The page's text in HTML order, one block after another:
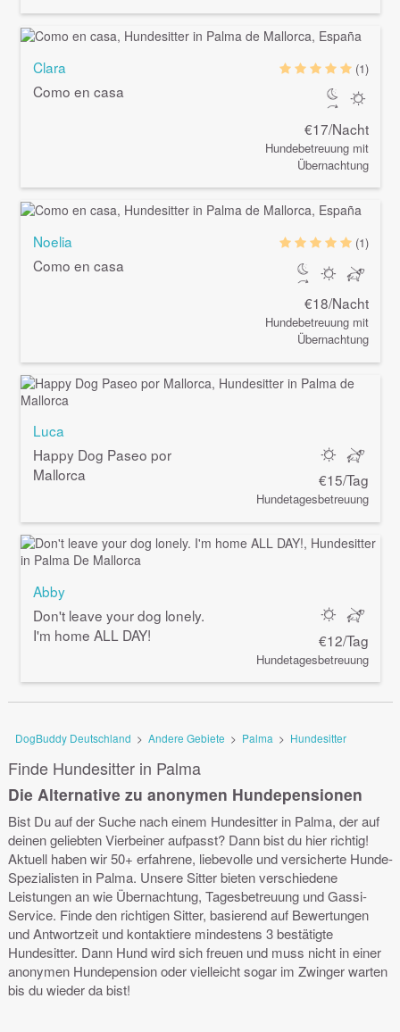
Clara
Como en casa
(1)
€17/Nacht
Hundebetreuung mit
Übernachtung
Noelia
Como en casa
(1)
€18/Nacht
Hundebetreuung mit
Übernachtung
Luca
Happy Dog Paseo por
Mallorca
€15/Tag
Hundetagesbetreuung
Abby
Don't leave your dog lonely.
I'm home ALL DAY!
€12/Tag
Hundetagesbetreuung
DogBuddy Deutschland > Andere Gebiete > Palma > Hundesitter
Finde Hundesitter in Palma
Die Alternative zu anonymen Hundepensionen
Bist Du auf der Suche nach einem Hundesitter in Palma, der auf
deinen geliebten Vierbeiner aufpasst? Dann bist du hier richtig!
Aktuell haben wir 50+ erfahrene, liebevolle und versicherte Hunde-
Spezialisten in Palma. Unsere Sitter bieten verschiedene
Leistungen an wie Übernachtung, Tagesbetreuung und Gassi-
Service. Finde den richtigen Sitter, basierend auf Bewertungen
und Antwortzeit und kontaktiere mindestens 3 bestätigte
Hundesitter. Dann Hund wird sich freuen und muss nicht in einer
anonymen Hundepension oder vielleicht sogar im Zwinger warten
bis du wieder da bist!